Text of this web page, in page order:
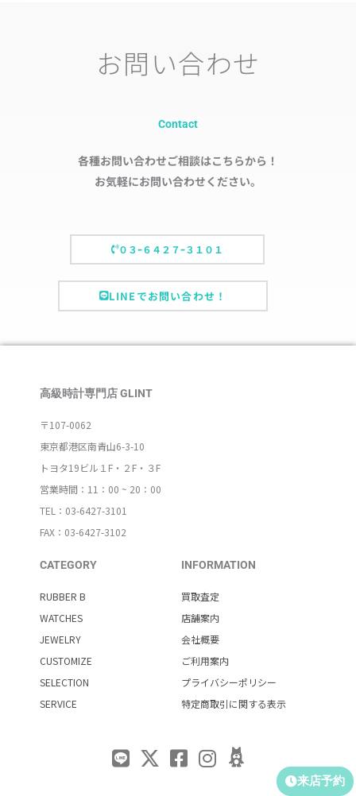
お問い合わせ
Contact
各種お問い合わせご相談はこちらから！
お気軽にお問い合わせください。
０３ｰ６４２７ｰ３１０１
LINEでお問い合わせ！
高級時計専門店 GLINT
〒107-0062
東京都港区南青山6-3-10
トヨタ19ビル１F・２F・３F
営業時間：11：00 ~ 20：00
TEL：03-6427-3101
FAX：03-6427-3102
CATEGORY
RUBBER B
WATCHES
JEWELRY
CUSTOMIZE
SELECTION
SERVICE
INFORMATION
買取査定
店舗案内
会社概要
ご利用案内
プライバシーポリシー
特定商取引に関する表示
来店予約